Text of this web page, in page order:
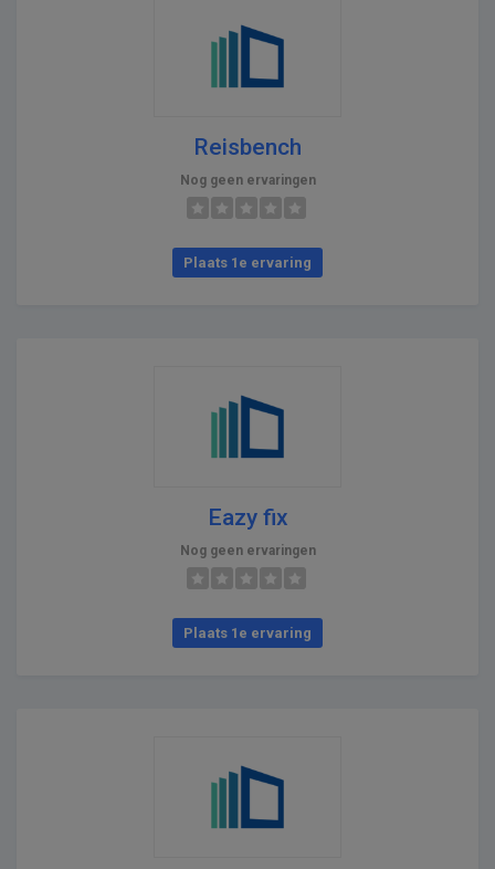
Reisbench
Nog geen ervaringen
Plaats 1e ervaring
Eazy fix
Nog geen ervaringen
Plaats 1e ervaring